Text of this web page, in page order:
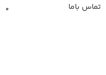
تماس باما